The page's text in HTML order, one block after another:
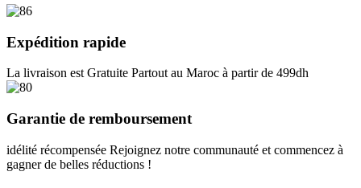
Expédition rapide
La livraison est Gratuite Partout au Maroc à partir de 499dh
Garantie de remboursement
idélité récompensée Rejoignez notre communauté et commencez à
gagner de belles réductions !